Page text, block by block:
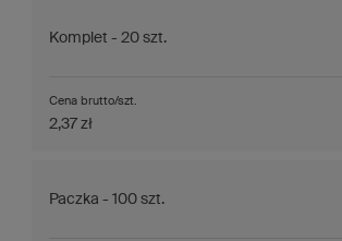
Komplet - 20 szt.
Cena brutto/szt.
2,37 zł
Paczka - 100 szt.